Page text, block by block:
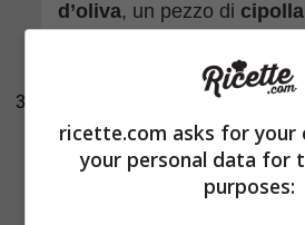
3
d’oliva, un pezzo di cipolla
ed aggiungete poi i
ricette.com asks for your
your personal data for
purposes: